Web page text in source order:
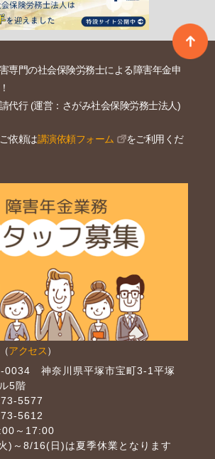
専門の社会保険労務士による障害年金申
代行 (運営：さがみ社会保険労務士法人)
依頼は講演依頼フォーム
をご利用くだ
（アクセス）
0034 神奈川県平塚市宝町3-1平塚
5階
5577
5612
～17:00
)～8/16(日)は夏季休業となります